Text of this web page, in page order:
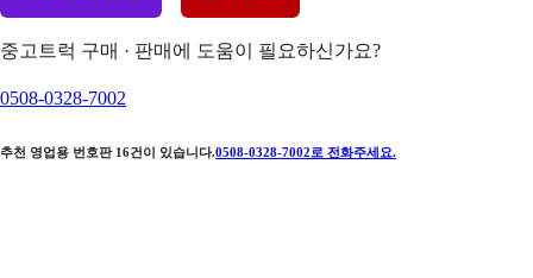
중고트럭 구매 · 판매에 도움이 필요하신가요?
0508-0328-7002
추천 영업용 번호판 16건이 있습니다.0508-0328-7002 로 전화주세요.